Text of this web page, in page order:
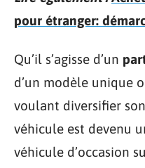
pour étranger:
Qu’il s’agisse d’un
d’un modèle unique
voulant diversifier
véhicule est devenu
véhicule d’occasion